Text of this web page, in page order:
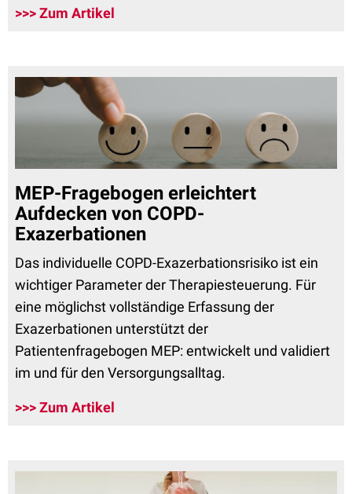
>>> Zum Artikel
MEP-Fragebogen erleichtert
Aufdecken von COPD-
Exazerbationen
Das individuelle COPD-Exazerbationsrisiko ist ein
wichtiger Parameter der Therapiesteuerung. Für
eine möglichst vollständige Erfassung der
Exazerbationen unterstützt der
Patientenfragebogen MEP: entwickelt und validiert
im und für den Versorgungsalltag.
>>> Zum Artikel